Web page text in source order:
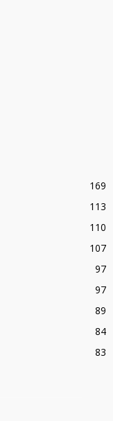
169
113
110
107
97
97
89
84
83